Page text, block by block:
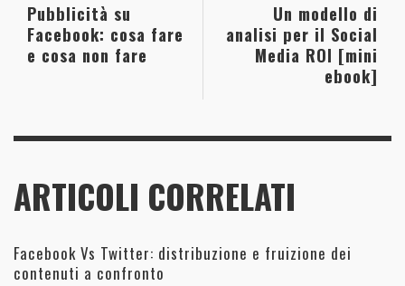
Un modello di
analisi per il Social
Media ROI [mini
ebook]
Pubblicità su
Facebook: cosa fare
e cosa non fare
ARTICOLI CORRELATI
Facebook Vs Twitter: distribuzione e fruizione dei
contenuti a confronto